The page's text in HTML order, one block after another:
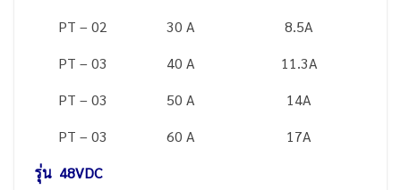
PT – 02
30 A
8.5A
PT – 03
40 A
11.3A
PT – 03
50 A
14A
PT – 03
60 A
17A
รุ่น 48VDC